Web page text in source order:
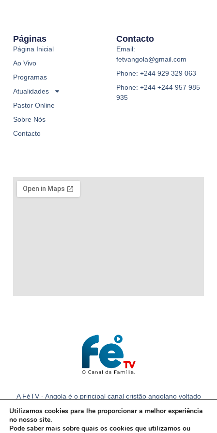
A FéTV - Angola é o principal canal cristão angolano voltado
para a família com notícias e conteúdos cristãos em Angola.
Páginas
Página Inicial
Ao Vivo
Programas
Atualidades
Pastor Online
Sobre Nós
Contacto
Contacto
Email:
fetvangola@gmail.com
Phone: +244 929 329 063
Phone: +244 +244 957 985
935
Utilizamos cookies para lhe proporcionar a melhor experiência
no nosso site.
Pode saber mais sobre quais os cookies que utilizamos ou